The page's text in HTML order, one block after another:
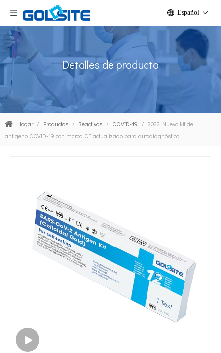
Español
Detalles de producto
Hogar / Productos / Reactivos / COVID-19 / 2022 Nuevo kit de
antígeno COVID-19 con marca CE actualizado para autodiagnóstico